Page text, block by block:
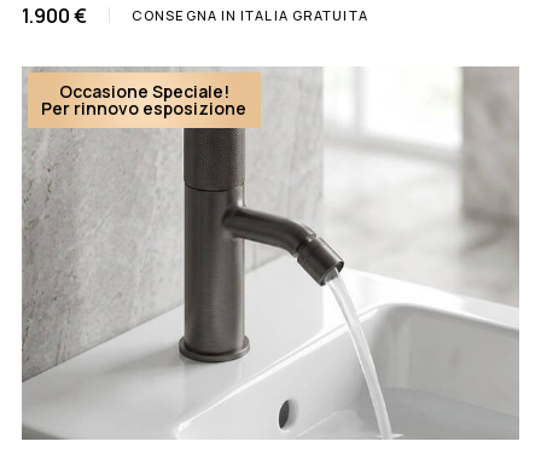
1.900 €
CONSEGNA IN ITALIA GRATUITA
Occasione Speciale!
Per rinnovo esposizione